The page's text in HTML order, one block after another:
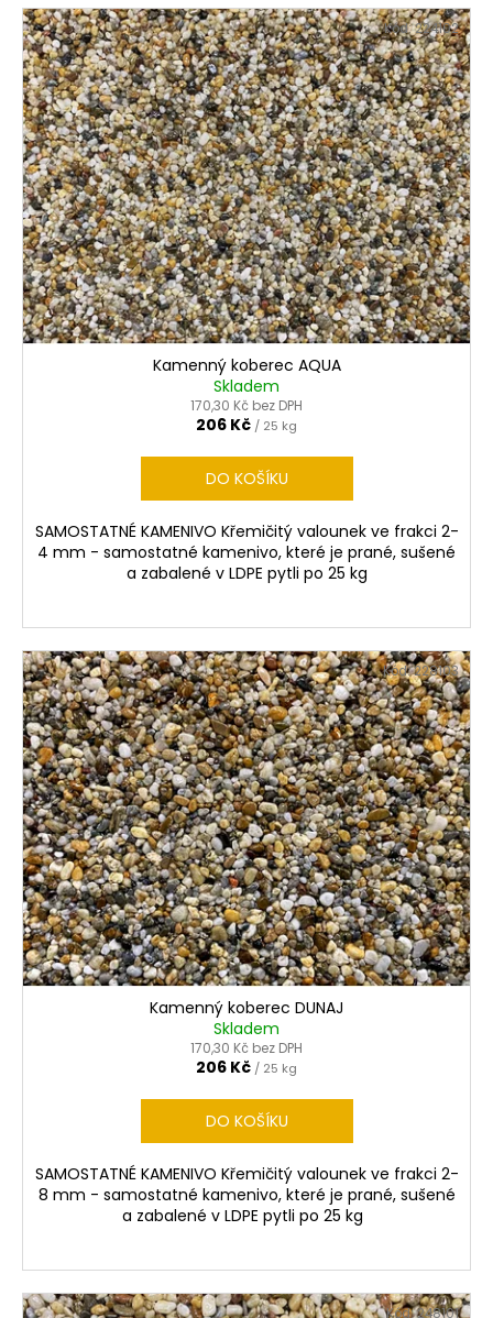
V
ý
p
i
s
p
r
o
d
u
k
t
Kamenný koberec AQUA
Skladem
170,30 Kč bez DPH
206 Kč / 25 kg
DO KOŠÍKU
SAMOSTATNÉ KAMENIVO Křemičitý valounek ve frakci 2-
4 mm - samostatné kamenivo, které je prané, sušené
a zabalené v LDPE pytli po 25 kg
Kód:224102
Kamenný koberec DUNAJ
Skladem
170,30 Kč bez DPH
206 Kč / 25 kg
DO KOŠÍKU
SAMOSTATNÉ KAMENIVO Křemičitý valounek ve frakci 2-
8 mm - samostatné kamenivo, které je prané, sušené
a zabalené v LDPE pytli po 25 kg
Kód:228103
Kód:248101